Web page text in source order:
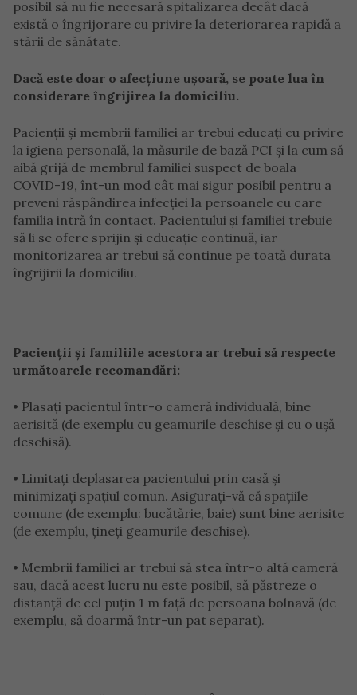
posibil să nu fie necesară spitalizarea decât dacă
există o îngrijorare cu privire la deteriorarea rapidă a
stării de sănătate.
Dacă este doar o afecțiune ușoară, se poate lua în
considerare îngrijirea la domiciliu.
Pacienții și membrii familiei ar trebui educați cu privire
la igiena personală, la măsurile de bază PCI și la cum să
aibă grijă de membrul familiei suspect de boala
COVID-19, înt-un mod cât mai sigur posibil pentru a
preveni răspândirea infecției la persoanele cu care
familia intră în contact. Pacientului și familiei trebuie
să li se ofere sprijin și educație continuă, iar
monitorizarea ar trebui să continue pe toată durata
îngrijirii la domiciliu.
Pacienții și familiile acestora ar trebui să respecte
următoarele recomandări:
• Plasați pacientul într-o cameră individuală, bine
aerisită (de exemplu cu geamurile deschise și cu o ușă
deschisă).
• Limitați deplasarea pacientului prin casă și
minimizați spațiul comun. Asigurați-vă că spațiile
comune (de exemplu: bucătărie, baie) sunt bine aerisite
(de exemplu, țineți geamurile deschise).
• Membrii familiei ar trebui să stea într-o altă cameră
sau, dacă acest lucru nu este posibil, să păstreze o
distanță de cel puțin 1 m față de persoana bolnavă (de
exemplu, să doarmă într-un pat separat).